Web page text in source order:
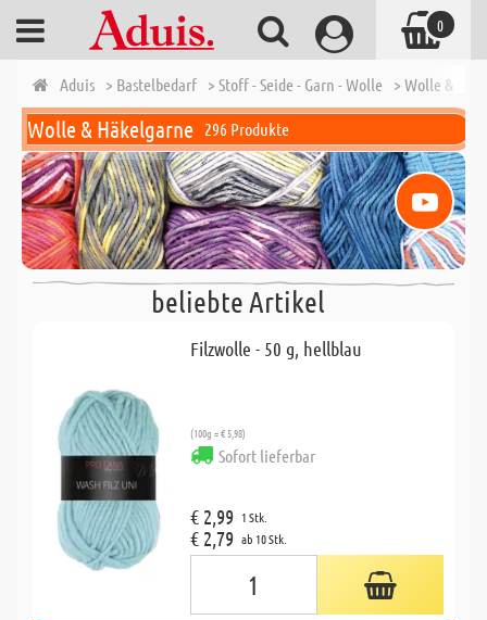
Aduis > Bastelbedarf > Stoff - Seide - Garn - Wolle > Wolle &
Wolle & Häkelgarne 296 Produkte
beliebte Artikel
Filzwolle - 50 g, hellblau
(100g = € 5,98)
Sofort lieferbar
€ 2,99 1 Stk.
€ 2,79 ab 10 Stk.
0